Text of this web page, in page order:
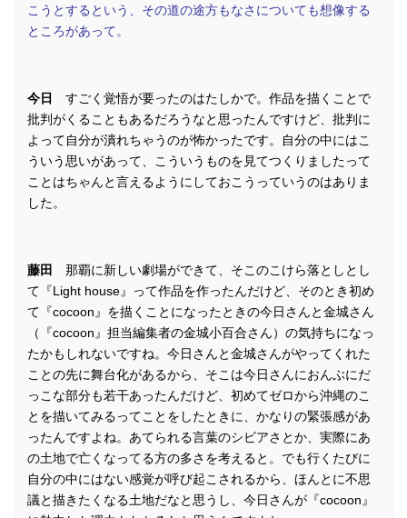
こうとするという、その道の途方もなさについても想像する
ところがあって。
今日
すごく覚悟が要ったのはたしかで。作品を描くことで
批判がくることもあるだろうなと思ったんですけど、批判に
よって自分が潰れちゃうのが怖かったです。自分の中にはこ
ういう思いがあって、こういうものを見てつくりましたって
ことはちゃんと言えるようにしておこうっていうのはありま
した。
藤田
那覇に新しい劇場ができて、そこのこけら落としとし
て『Light house』って作品を作ったんだけど、そのとき初め
て『cocoon』を描くことになったときの今日さんと金城さん
（『cocoon』担当編集者の金城小百合さん）の気持ちになっ
たかもしれないですね。今日さんと金城さんがやってくれた
ことの先に舞台化があるから、そこは今日さんにおんぶにだ
っこな部分も若干あったんだけど、初めてゼロから沖縄のこ
とを描いてみるってことをしたときに、かなりの緊張感があ
ったんですよね。あてられる言葉のシビアさとか、実際にあ
の土地で亡くなってる方の多さを考えると。でも行くたびに
自分の中にはない感覚が呼び起こされるから、ほんとに不思
議と描きたくなる土地だなと思うし、今日さんが『cocoon』